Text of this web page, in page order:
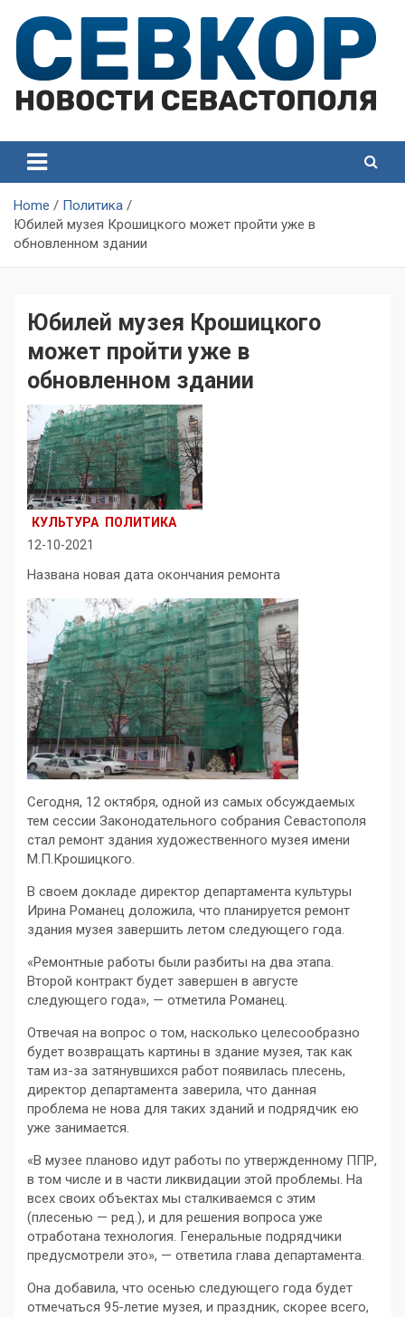
content
Севастополя
Севастополя
Home
Политика
Юбилей музея Крошицкого может пройти уже в
обновленном здании
Юбилей музея Крошицкого
может пройти уже в
обновленном здании
КУЛЬТУРА
ПОЛИТИКА
12-10-2021
Названа новая дата окончания ремонта
Сегодня, 12 октября, одной из самых обсуждаемых
тем сессии Законодательного собрания Севастополя
стал ремонт здания художественного музея имени
М.П.Крошицкого.
В своем докладе директор департамента культуры
Ирина Романец доложила, что планируется ремонт
здания музея завершить летом следующего года.
«Ремонтные работы были разбиты на два этапа.
Второй контракт будет завершен в августе
следующего года», — отметила Романец.
Отвечая на вопрос о том, насколько целесообразно
будет возвращать картины в здание музея, так как
там из-за затянувшихся работ появилась плесень,
директор департамента заверила, что данная
проблема не нова для таких зданий и подрядчик ею
уже занимается.
«В музее планово идут работы по утвержденному ППР,
в том числе и в части ликвидации этой проблемы. На
всех своих объектах мы сталкиваемся с этим
(плесенью — ред.), и для решения вопроса уже
отработана технология. Генеральные подрядчики
предусмотрели это», — ответила глава департамента.
Она добавила, что осенью следующего года будет
отмечаться 95-летие музея, и праздник, скорее всего,